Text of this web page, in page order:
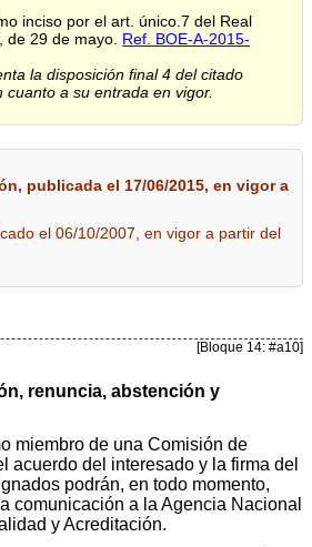
inciso por el art. único.7 del Real
de 29 de mayo. Ref. BOE-A-2015-
la disposición final 4 del citado
cuanto a su entrada en vigor.
publicada el 17/06/2015, en vigor a
el 06/10/2007, en vigor a partir del
[Bloque 14: #a10]
renuncia, abstención y
miembro de una Comisión de
acuerdo del interesado y la firma del
podrán, en todo momento,
comunicación a la Agencia Nacional
y Acreditación.